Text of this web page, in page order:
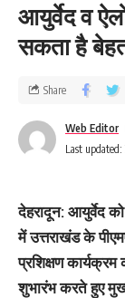
आयुर्वेद व
सकता है
Last
Web Editor
Share
देहरादून: आयुर्वेद को
में उत्तराखंड के
प्रशिक्षण
शुभारंभ करते हुए